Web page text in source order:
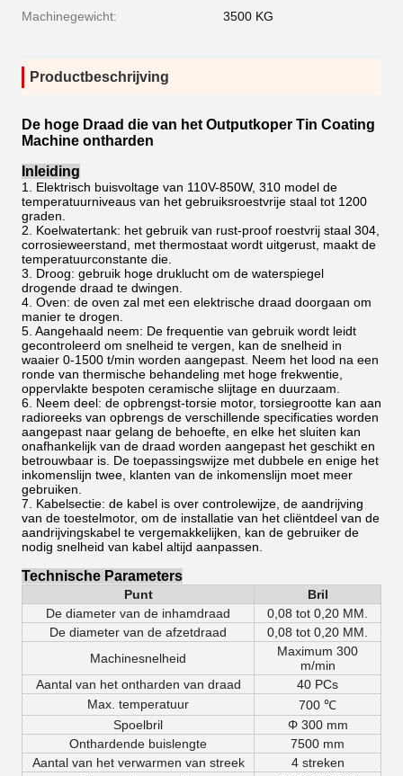
Machinegewicht: 3500 KG
Productbeschrijving
De hoge Draad die van het Outputkoper Tin Coating
Machine ontharden
Inleiding
1. Elektrisch buisvoltage van 110V-850W, 310 model de
temperatuurniveaus van het gebruiksroestvrije staal tot 1200
graden.
2. Koelwatertank: het gebruik van rust-proof roestvrij staal 304,
corrosieweerstand, met thermostaat wordt uitgerust, maakt de
temperatuurconstante die.
3. Droog: gebruik hoge druklucht om de waterspiegel
drogende draad te dwingen.
4. Oven: de oven zal met een elektrische draad doorgaan om
manier te drogen.
5. Aangehaald neem: De frequentie van gebruik wordt leidt
gecontroleerd om snelheid te vergen, kan de snelheid in
waaier 0-1500 t/min worden aangepast. Neem het lood na een
ronde van thermische behandeling met hoge frekwentie,
oppervlakte bespoten ceramische slijtage en duurzaam.
6. Neem deel: de opbrengst-torsie motor, torsiegrootte kan aan
radioreeks van opbrengs de verschillende specificaties worden
aangepast naar gelang de behoefte, en elke het sluiten kan
onafhankelijk van de draad worden aangepast het geschikt en
betrouwbaar is. De toepassingswijze met dubbele en enige het
inkomenslijn twee, klanten van de inkomenslijn moet meer
gebruiken.
7. Kabelsectie: de kabel is over controlewijze, de aandrijving
van de toestelmotor, om de installatie van het cliëntdeel van de
aandrijvingskabel te vergemakkelijken, kan de gebruiker de
nodig snelheid van kabel altijd aanpassen.
Technische Parameters
Punt
Bril
De diameter van de inhamdraad
0,08 tot 0,20 MM.
De diameter van de afzetdraad
0,08 tot 0,20 MM.
Machinesnelheid
Maximum 300
m/min
Aantal van het ontharden van draad
40 PCs
Max. temperatuur
700 ℃
Spoelbril
Φ 300 mm
Onthardende buislengte
7500 mm
Aantal van het verwarmen van streek
4 streken